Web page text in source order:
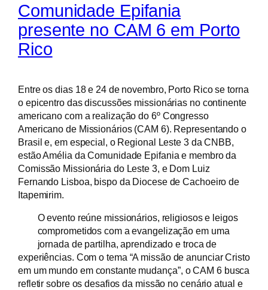
Comunidade Epifania
presente no CAM 6 em Porto
Rico
Entre os dias 18 e 24 de novembro, Porto Rico se torna
o epicentro das discussões missionárias no continente
americano com a realização do 6º Congresso
Americano de Missionários (CAM 6). Representando o
Brasil e, em especial, o Regional Leste 3 da CNBB,
estão Amélia da Comunidade Epifania e membro da
Comissão Missionária do Leste 3, e Dom Luiz
Fernando Lisboa, bispo da Diocese de Cachoeiro de
Itapemirim.
O evento reúne missionários, religiosos e leigos
comprometidos com a evangelização em uma
jornada de partilha, aprendizado e troca de
experiências. Com o tema “A missão de anunciar Cristo
em um mundo em constante mudança”, o CAM 6 busca
refletir sobre os desafios da missão no cenário atual e